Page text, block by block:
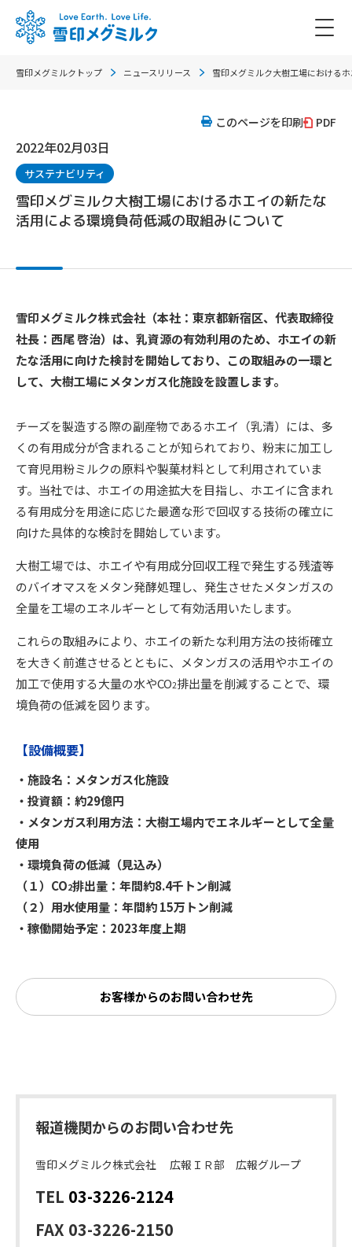
雪印メグミルクトップ ニュースリリース 雪印メグミルク大樹工場における
このページを印刷 PDF
2022年02月03日
サステナビリティ
雪印メグミルク大樹工場におけるホエイの新たな
活用による環境負荷低減の取組みについて
雪印メグミルク株式会社（本社：東京都新宿区、代表取締役
社長：西尾 啓治）は、乳資源の有効利用のため、ホエイの新
たな活用に向けた検討を開始しており、この取組みの一環と
して、大樹工場にメタンガス化施設を設置します。
チーズを製造する際の副産物であるホエイ（乳清）には、多
くの有用成分が含まれることが知られており、粉末に加工し
て育児用粉ミルクの原料や製菓材料として利用されていま
す。当社では、ホエイの用途拡大を目指し、ホエイに含まれ
る有用成分を用途に応じた最適な形で回収する技術の確立に
向けた具体的な検討を開始しています。
大樹工場では、ホエイや有用成分回収工程で発生する残渣等
のバイオマスをメタン発酵処理し、発生させたメタンガスの
全量を工場のエネルギーとして有効活用いたします。
これらの取組みにより、ホエイの新たな利用方法の技術確立
を大きく前進させるとともに、メタンガスの活用やホエイの
加工で使用する大量の水やCO2排出量を削減することで、環
境負荷の低減を図ります。
【設備概要】
・施設名：メタンガス化施設
・投資額：約29億円
・メタンガス利用方法：大樹工場内でエネルギーとして全量
使用
・環境負荷の低減（見込み）
（１）CO2排出量：年間約8.4千トン削減
（２）用水使用量：年間約 15万トン削減
・稼働開始予定：2023年度上期
お客様からのお問い合わせ先
報道機関からのお問い合わせ先
雪印メグミルク株式会社 広報ＩＲ部 広報グループ
TEL 03-3226-2124
FAX 03-3226-2150